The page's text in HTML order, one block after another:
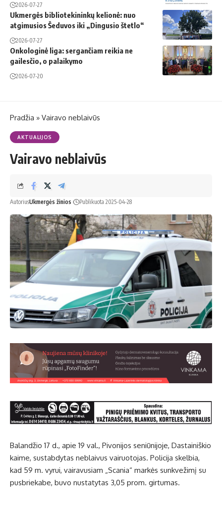
2026-07-27
Ukmergės bibliotekininkų kelionė: nuo
atgimusios Šeduvos iki „Dingusio štetlo“
2026-07-27
Onkologinė liga: sergančiam reikia ne
gailesčio, o palaikymo
2026-07-20
Pradžia » Vairavo neblaivūs
AKTUALIJOS
Vairavo neblaivūs
AutoriusUkmergės žinios Publikuota 2025-04-28
Balandžio 17 d., apie 19 val., Pivonijos seniūnijoje, Dastainiškio
kaime, sustabdytas neblaivus vairuotojas. Policija skelbia,
kad 59 m. vyrui, vairavusiam „Scania“ markės sunkvežimį su
pusbriekabe, buvo nustatytas 3,05 prom. girtumas.